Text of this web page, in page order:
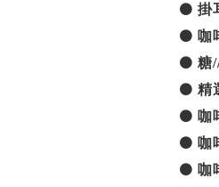
掛
咖
糖
精
咖
咖
咖